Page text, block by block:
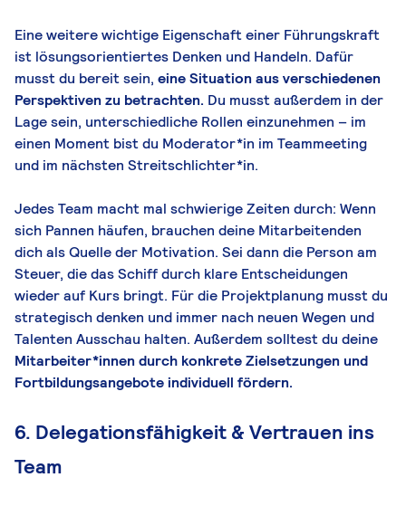
Eine weitere wichtige Eigenschaft einer Führungskraft
ist lösungsorientiertes Denken und Handeln. Dafür
musst du bereit sein, eine Situation aus verschiedenen
Perspektiven zu betrachten. Du musst außerdem in der
Lage sein, unterschiedliche Rollen einzunehmen – im
einen Moment bist du Moderator*in im Teammeeting
und im nächsten Streitschlichter*in.
Jedes Team macht mal schwierige Zeiten durch: Wenn
sich Pannen häufen, brauchen deine Mitarbeitenden
dich als Quelle der Motivation. Sei dann die Person am
Steuer, die das Schiff durch klare Entscheidungen
wieder auf Kurs bringt. Für die Projektplanung musst du
strategisch denken und immer nach neuen Wegen und
Talenten Ausschau halten. Außerdem solltest du deine
Mitarbeiter*innen durch konkrete Zielsetzungen und
Fortbildungsangebote individuell fördern.
6. Delegationsfähigkeit & Vertrauen ins
Team